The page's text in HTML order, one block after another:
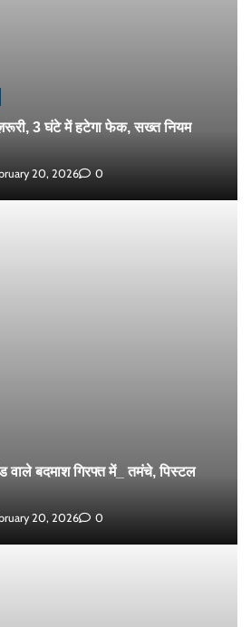
3 घंटे में हटेगा फेक, सख्त नियम
20, 2026 0
वाले बदमाश गिरफ्त में_ तमंचे, पिस्टल
20, 2026 0